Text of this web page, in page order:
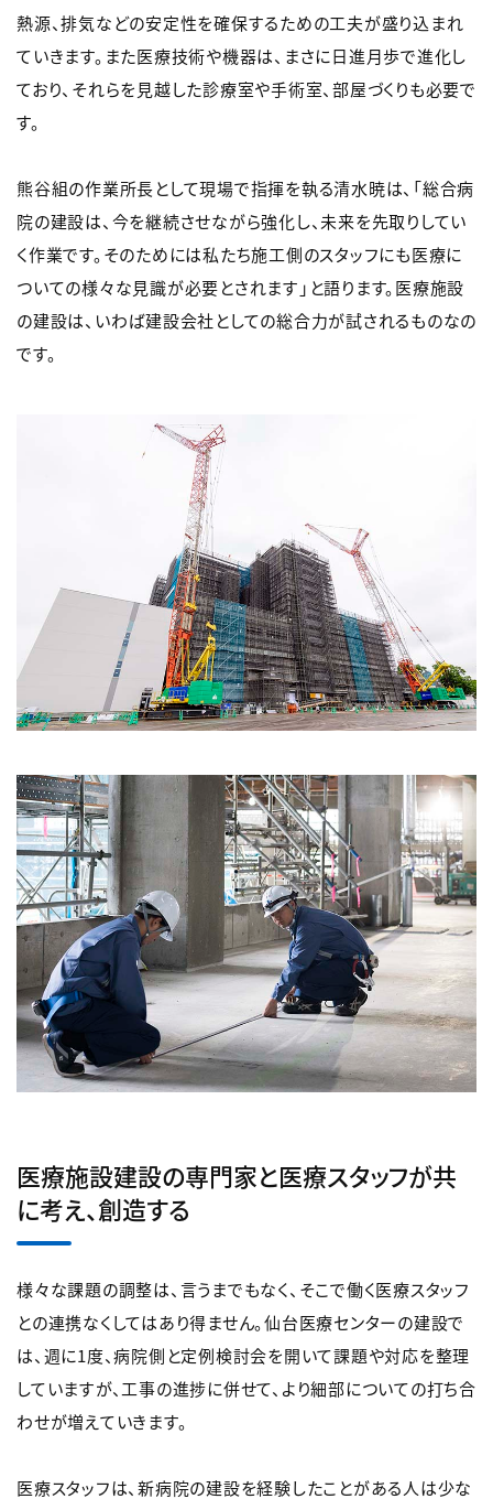
熱源、排気などの安定性を確保するための工夫が盛り込まれ
ていきます。また医療技術や機器は、まさに日進月歩で進化し
ており、それらを見越した診療室や手術室、部屋づくりも必要で
す。
熊谷組の作業所長として現場で指揮を執る清水暁は、「総合病
院の建設は、今を継続させながら強化し、未来を先取りしてい
く作業です。そのためには私たち施工側のスタッフにも医療に
ついての様々な見識が必要とされます」と語ります。医療施設
の建設は、いわば建設会社としての総合力が試されるものなの
です。
医療施設建設の専門家と医療スタッフが共
に考え、創造する
様々な課題の調整は、言うまでもなく、そこで働く医療スタッフ
との連携なくしてはあり得ません。仙台医療センターの建設で
は、週に1度、病院側と定例検討会を開いて課題や対応を整理
していますが、工事の進捗に併せて、より細部についての打ち合
わせが増えていきます。
医療スタッフは、新病院の建設を経験したことがある人は少な